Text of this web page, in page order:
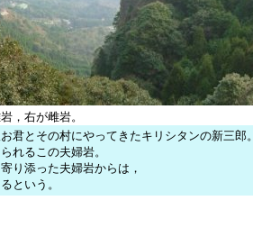
，右が雌岩。
君とその村にやってきたキリシタンの新三郎。
れるこの夫婦岩。
り添った夫婦岩からは，
という。